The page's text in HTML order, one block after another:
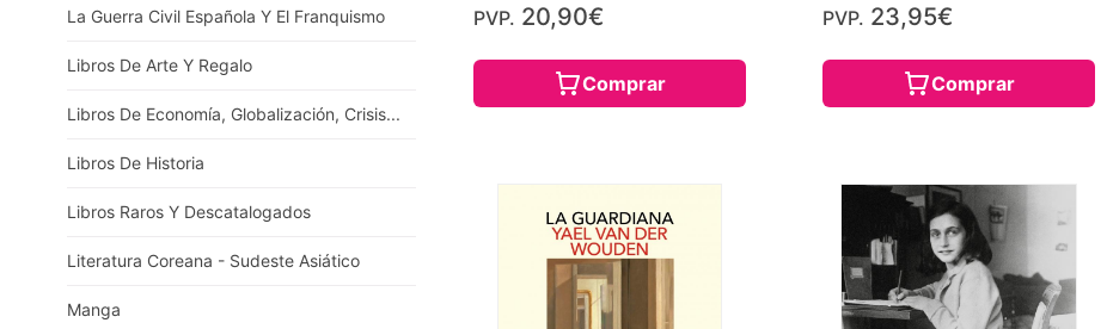
La Guerra Civil Española Y El Franquismo
Libros De Arte Y Regalo
Libros De Economía, Globalización, Crisis...
Libros De Historia
Libros Raros Y Descatalogados
Literatura Coreana - Sudeste Asiático
Manga
PVP. 20,90€
Comprar
PVP. 23,95€
Comprar